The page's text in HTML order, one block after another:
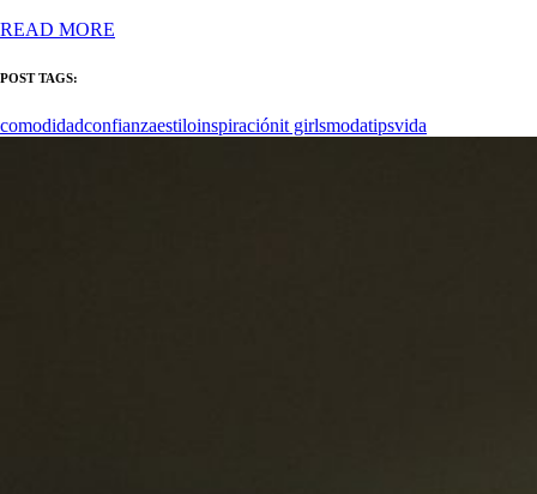
READ MORE
POST TAGS:
comodidadconfianzaestiloinspiraciónit girlsmodatipsvida